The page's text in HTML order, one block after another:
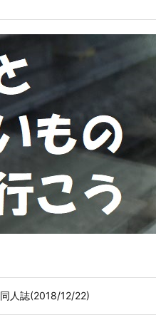
同人誌(2018/12/22)